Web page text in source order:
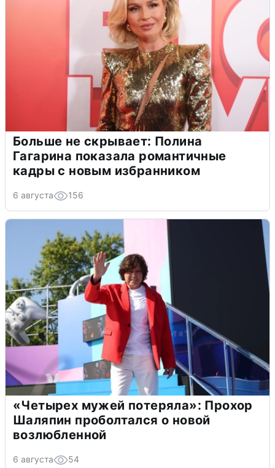
Больше не скрывает: Полина
Гагарина показала романтичные
кадры с новым избранником
6 августа 156
«Четырех мужей потеряла»: Прохор
Шаляпин проболтался о новой
возлюбленной
6 августа 54